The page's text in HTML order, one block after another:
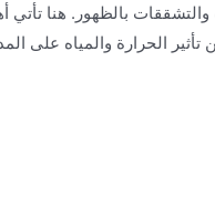
بالظهور. هنا
الحرارة والمياه على